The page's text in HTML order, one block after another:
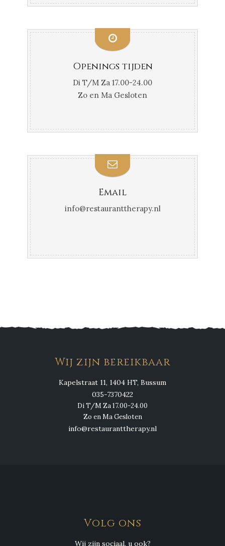
Openings tijden
Di T/M Za 17.00-24.00
Zo en Ma Gesloten
Email
info@restauranttherapy.nl
Wij zijn bereikbaar
Kapelstraat 11, 1404 HT, Bussum
035-7370422
Di T/M Za 17.00-24.00
Zo en Ma Gesloten
info@restauranttherapy.nl
Volg ons
Wij zijn sociaal, u ook?